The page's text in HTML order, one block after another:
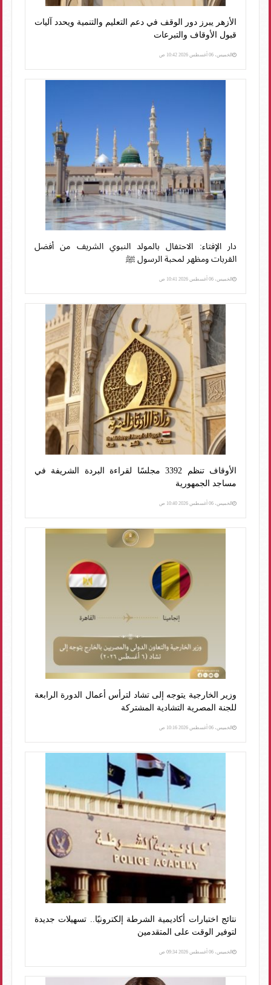
الأزهر يبرز دور الوقف في دعم التعليم والتنمية ويحدد آليات
قبول الأوقاف والتبرعات
الخميس، 06 أغسطس 2026 10:42 ص
دار الإفتاء: الاحتفال بالمولد النبوي الشريف من أفضل
القربات ومظهر لمحبة الرسول ﷺ
الخميس، 06 أغسطس 2026 10:41 ص
الأوقاف تنظم 3392 مجلسًا لقراءة البردة الشريفة في
مساجد الجمهورية
الخميس، 06 أغسطس 2026 10:40 ص
وزير الخارجية يتوجه إلى تشاد لترأس أعمال الدورة الرابعة
للجنة المصرية التشادية المشتركة
الخميس، 06 أغسطس 2026 10:16 ص
نتائج اختبارات أكاديمية الشرطة إلكترونيًا.. تسهيلات جديدة
لتوفير الوقت على المتقدمين
الخميس، 06 أغسطس 2026 09:34 ص